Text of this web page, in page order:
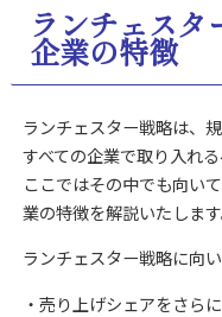
ランチェスタ
企業の特徴
ランチェスター戦略は、
すべての企業で取り入れ
ここではその中でも向い
業の特徴を解説いたします
ランチェスター戦略に向
・売り上げシェアをさら